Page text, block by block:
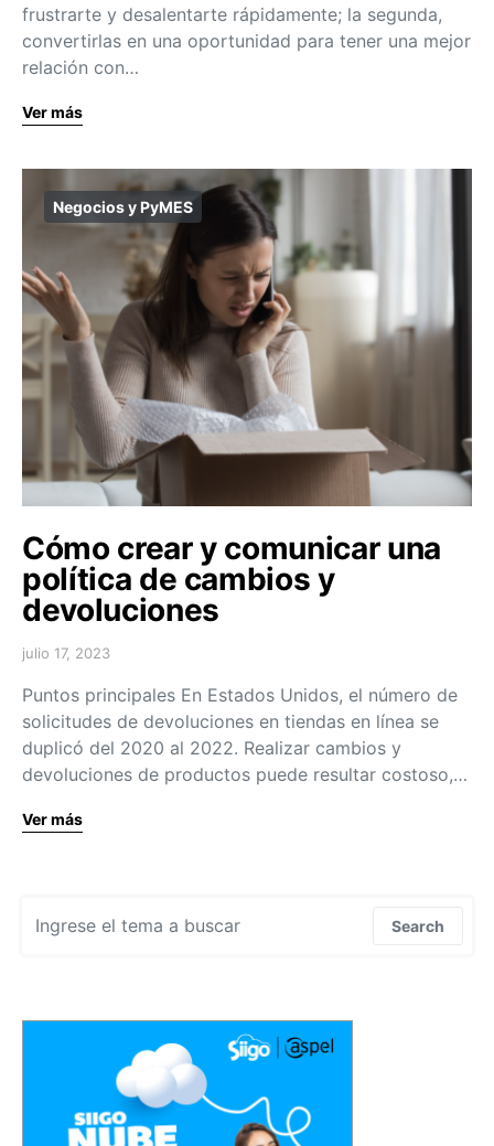
frustrarte y desalentarte rápidamente; la segunda,
convertirlas en una oportunidad para tener una mejor
relación con…
Ver más
Negocios y PyMES
Cómo crear y comunicar una
política de cambios y
devoluciones
julio 17, 2023
Puntos principales En Estados Unidos, el número de
solicitudes de devoluciones en tiendas en línea se
duplicó del 2020 al 2022. Realizar cambios y
devoluciones de productos puede resultar costoso,…
Ver más
Search